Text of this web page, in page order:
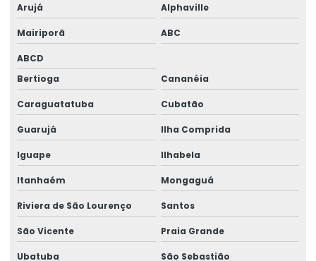
Orçamento projeto estrutural
Orçamento projeto estrutural metálico
Projeto Alvenaria Estrutural
Projeto de armazém graneleiro
Projeto Arquitetônico De Galpão Metalico
Projeto Barracão Estrutura Metalica
Projeto Barracao Metalico
Projeto de casas em estrutura metálica
Projeto Completo Industrial
Arujá Alphaville
Mairiporã ABC
ABCD
Bertioga
Cananéia
Caraguatatuba Cubatão
Guarujá Ilha Comprida
Iguape Ilhabela
Itanhaém Mongaguá
Riviera de São Lourenço Santos
São Vicente Praia Grande
Ubatuba São Sebastião